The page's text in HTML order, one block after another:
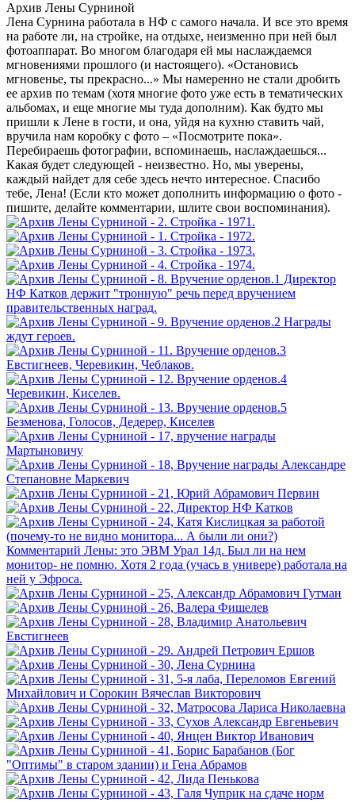
Архив Лены Сурниной
Лена Сурнина работала в НФ с самого начала. И все это время
на работе ли, на стройке, на отдыхе, неизменно при ней был
фотоаппарат. Во многом благодаря ей мы наслаждаемся
мгновениями прошлого (и настоящего). «Остановись
мгновенье, ты прекрасно...» Мы намеренно не стали дробить
ее архив по темам (хотя многие фото уже есть в тематических
альбомах, и еще многие мы туда дополним). Как будто мы
пришли к Лене в гости, и она, уйдя на кухню ставить чай,
вручила нам коробку с фото – «Посмотрите пока».
Перебираешь фотографии, вспоминаешь, наслаждаешься...
Какая будет следующей - неизвестно. Но, мы уверены,
каждый найдет для себе здесь нечто интересное. Спасибо
тебе, Лена! (Если кто может дополнить информацию о фото -
пишите, делайте комментарии, шлите свои воспоминания).